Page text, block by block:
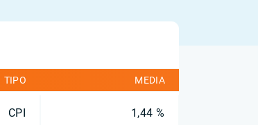
TIPO MEDIA
CPI 1,44 %